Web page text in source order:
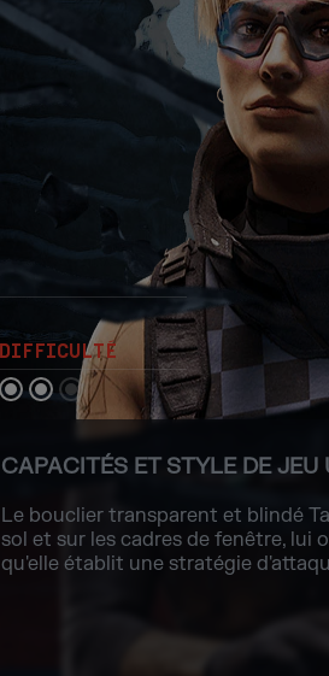
DIFFICULTÉ
CAPACITÉS ET STYLE DE JEU
Le bouclier transparent et blindé
sol et sur les cadres de fenêtre, lui
qu'elle établit une stratégie